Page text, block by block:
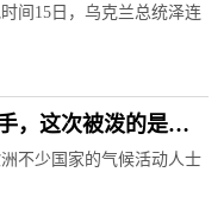
间15日，乌克兰总统泽连
，这次被泼的是埃
不少国家的气候活动人士